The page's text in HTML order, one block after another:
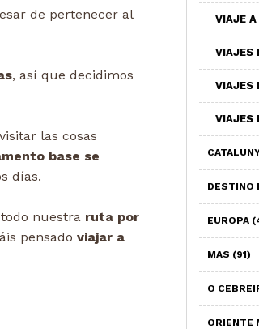
de pertenecer al
, así que decidimos
las cosas
base se
días.
nuestra ruta por
pensado viajar a
VIAJE
VIAJES
VIAJES
VIAJES
DESTINO
EUROPA
MAS (91)
O
ORIENTE